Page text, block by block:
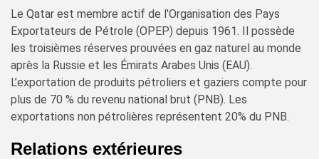
Le Qatar est membre actif de l'Organisation des Pays
Exportateurs de Pétrole (OPEP) depuis 1961. Il possède
les troisièmes réserves prouvées en gaz naturel au monde
après la Russie et les Émirats Arabes Unis (EAU).
L’exportation de produits pétroliers et gaziers compte pour
plus de 70 % du revenu national brut (PNB). Les
exportations non pétrolières représentent 20% du PNB.
Relations extérieures